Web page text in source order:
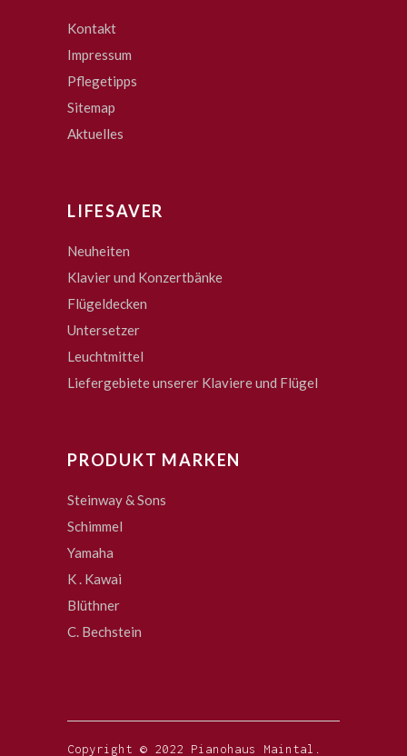
Kontakt
Impressum
Pflegetipps
Sitemap
Aktuelles
LIFESAVER
Neuheiten
Klavier und Konzertbänke
Flügeldecken
Untersetzer
Leuchtmittel
Liefergebiete unserer Klaviere und Flügel
PRODUKT MARKEN
Steinway & Sons
Schimmel
Yamaha
K . Kawai
Blüthner
C. Bechstein
Copyright © 2022 Pianohaus Maintal.